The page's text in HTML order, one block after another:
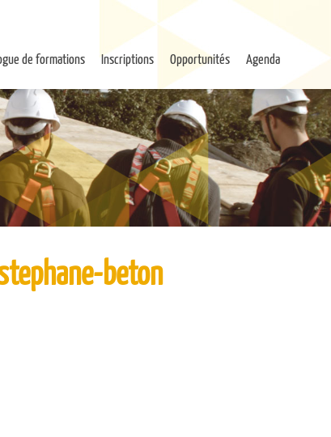
de formations Inscriptions Opportunités Agenda
beton